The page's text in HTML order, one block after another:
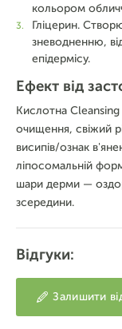
кольором
Гліцерин.
зневодненню,
епідермісу.
Ефект від
Кислотна Cleansing
очищення, свіжий
висипів/ознак
ліпосомальній
шари дерми —
зсередини.
Відгуки:
Залишити